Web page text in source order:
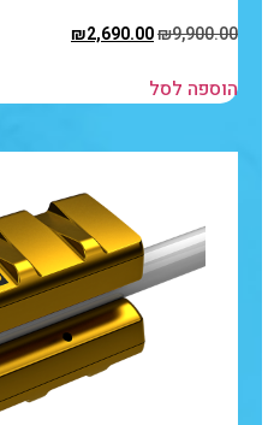
₪9,900.00
₪2,690.00
הוספה לסל